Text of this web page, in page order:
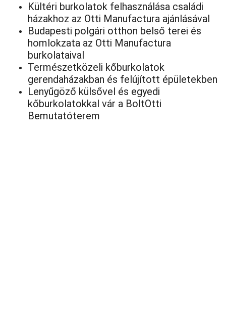
Kültéri burkolatok felhasználása családi
házakhoz az Otti Manufactura ajánlásával
Budapesti polgári otthon belső terei és
homlokzata az Otti Manufactura
burkolataival
Természetközeli kőburkolatok
gerendaházakban és felújított épületekben
Lenyűgöző külsővel és egyedi
kőburkolatokkal vár a BoltOtti
Bemutatóterem